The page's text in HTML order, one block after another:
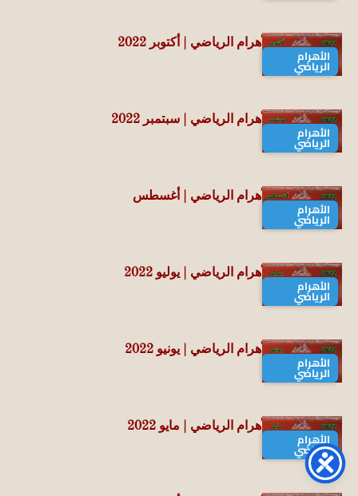
الأهرام
الرياضي
أرشيف مجلة الأهرام الرياضي | أكتوبر 2022
الأهرام
الرياضي
أرشيف مجلة الأهرام الرياضي | سبتمبر 2022
الأهرام
الرياضي
أرشيف مجلة الأهرام الرياضي | أغسطس
2022
الأهرام
الرياضي
أرشيف مجلة الأهرام الرياضي | يوليو 2022
الأهرام
الرياضي
أرشيف مجلة الأهرام الرياضي | يونيو 2022
الأهرام
الرياضي
أرشيف مجلة الأهرام الرياضي | مايو 2022